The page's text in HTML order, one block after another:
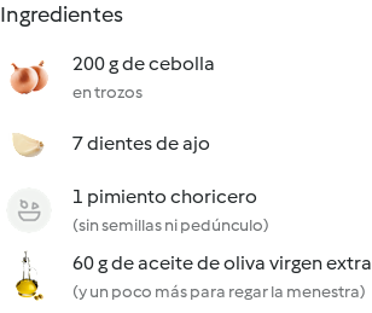
Ingredientes
200 g de cebolla
en trozos
7 dientes de ajo
1 pimiento choricero
(sin semillas ni pedúnculo)
60 g de aceite de oliva virgen extra
(y un poco más para regar la menestra)